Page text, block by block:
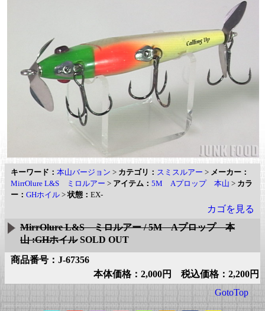
キーワード： 本山バージョン > カテゴリ： スミスルアー > メーカー：
MirrOlure L&S ミロルアー > アイテム： 5M Aプロップ 本山 > カラ
ー： GHホイル >状態： EX-
カゴを見る
MirrOlure L&S ミロルアー / 5M Aプロップ 本
山 :GHホイルSOLD OUT
商品番号：J-67356
本体価格：2,000円 税込価格：2,200円
GotoTop